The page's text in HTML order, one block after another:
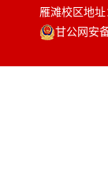
雁滩校区地
甘公网安